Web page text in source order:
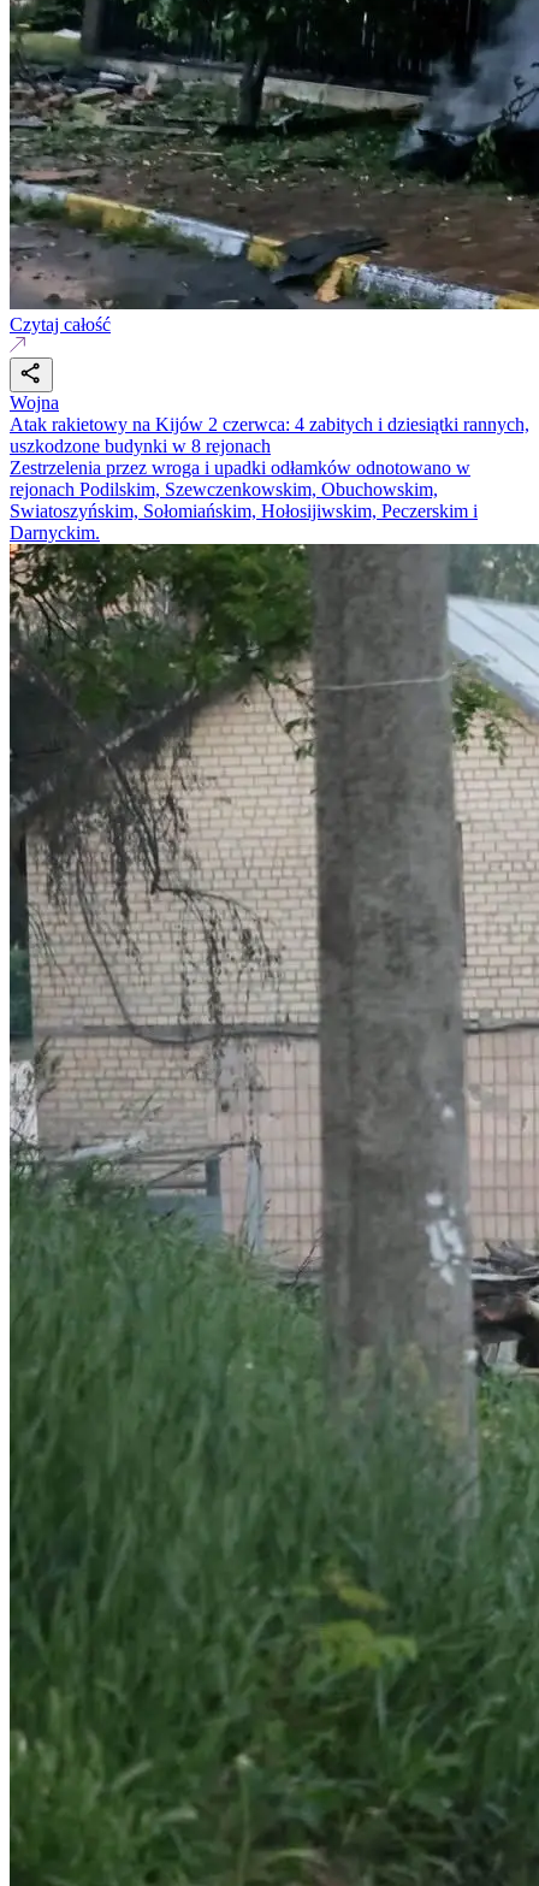
Czytaj całość
Wojna
Atak rakietowy na Kijów 2 czerwca: 4 zabitych i dziesiątki rannych,
uszkodzone budynki w 8 rejonach
Zestrzelenia przez wroga i upadki odłamków odnotowano w
rejonach Podilskim, Szewczenkowskim, Obuchowskim,
Swiatoszyńskim, Sołomiańskim, Hołosijiwskim, Peczerskim i
Darnyckim.